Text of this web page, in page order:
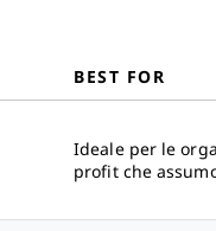
BEST FOR
Ideale per le
profit che